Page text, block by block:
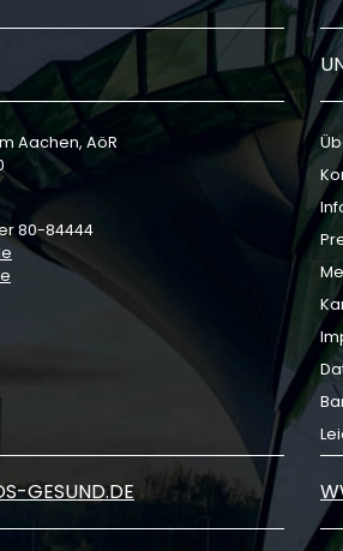
Aachen, AöR
80-84444
GESUND.DE